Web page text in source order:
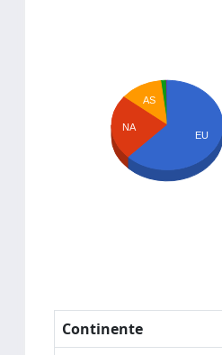
AS
NA
EU
Continente